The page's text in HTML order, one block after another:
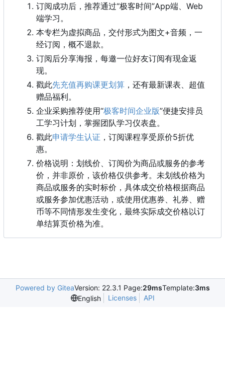
订阅成功后 ， 推荐通过“极客时间”App端、Web
端学习。
本专栏为虚拟商品，交付形式为图文+音频，一
经订阅，概不退款。
订阅后分享海报，每邀一位好友订阅有现金返
现。
戳此先充值再购课更划算 ，还有最新课表、超值
赠品福利。
企业采购推荐使用“极客时间企业版”便捷安排员
工学习计划，掌握团队学习仪表盘。
戳此申请学生认证 ， 订阅课程享受原价5折优
惠。
价格说明：划线价、订阅价为商品或服务的参考
价，并非原价，该价格仅供参考。未划线价格为
商品或服务的实时标价，具体成交价格根据商品
或服务参加优惠活动，或使用优惠券、礼券、赠
币等不同情形发生变化，最终实际成交价格以订
单结算页价格为准。
Powered by GiteaVersion: 22.3.1 Page:29msTemplate:3ms
English
Licenses API